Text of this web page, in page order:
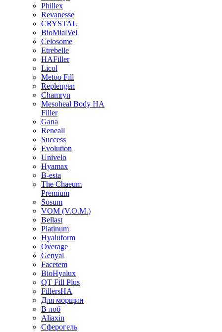
Phillex
Revanesse
CRYSTAL
BioMialVel
Celosome
Etrebelle
HAFiller
Licol
Metoo Fill
Replengen
Chamryn
Mesoheal Body HA
Filler
Gana
Reneall
Success
Evolution
Univelo
Hyamax
B-esta
The Chaeum
Premium
Sosum
VOM (V.O.M.)
Bellast
Platinum
Hyaluform
Overage
Genyal
Facetem
BioHyalux
QT Fill Plus
FillersHA
Для морщин
В лоб
Aliaxin
Сферогель